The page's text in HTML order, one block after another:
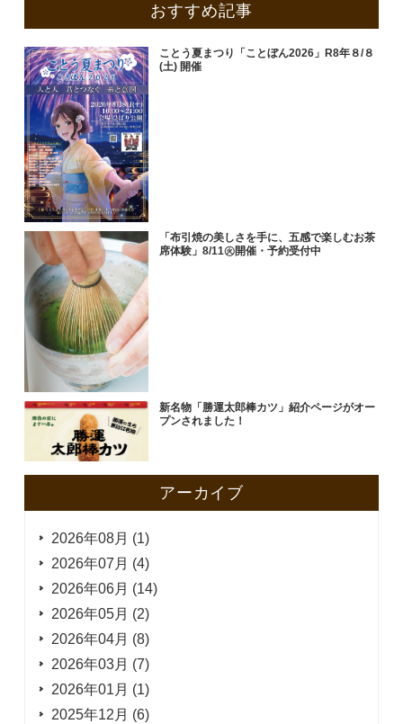
おすすめ記事
ことう夏まつり「ことぼん2026」R8年８/８
(土) 開催
「布引焼の美しさを手に、五感で楽しむお茶
席体験」8/11㊋開催・予約受付中
新名物「勝運太郎棒カツ」紹介ページがオー
プンされました！
アーカイブ
2026年08月 (1)
2026年07月 (4)
2026年06月 (14)
2026年05月 (2)
2026年04月 (8)
2026年03月 (7)
2026年01月 (1)
2025年12月 (6)